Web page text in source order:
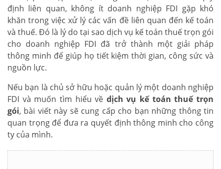
định liên quan, không ít doanh nghiệp FDI gặp khó
khăn trong việc xử lý các vấn đề liên quan đến kế toán
và thuế. Đó là lý do tại sao dịch vụ kế toán thuế trọn gói
cho doanh nghiệp FDI đã trở thành một giải pháp
thông minh để giúp họ tiết kiệm thời gian, công sức và
nguồn lực.
Nếu bạn là chủ sở hữu hoặc quản lý một doanh nghiệp
FDI và muốn tìm hiểu về dịch vụ kế toán thuế trọn
gói, bài viết này sẽ cung cấp cho bạn những thông tin
quan trọng để đưa ra quyết định thông minh cho công
ty của mình.